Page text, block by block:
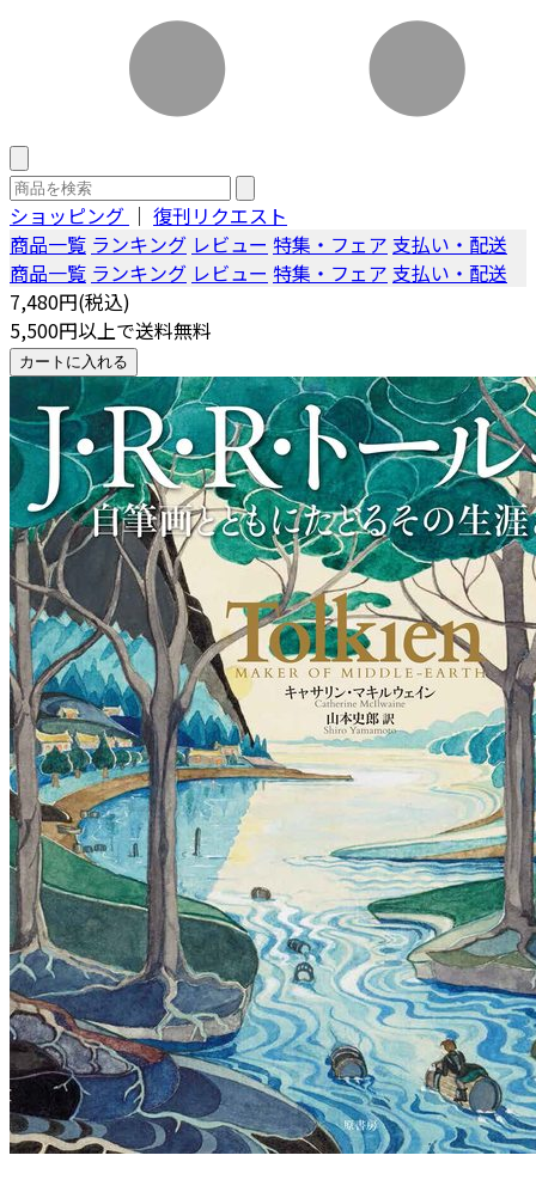
ショッピング ｜ 復刊リクエスト
商品一覧 ランキング レビュー 特集・フェア 支払い・配送
商品一覧 ランキング レビュー 特集・フェア 支払い・配送
7,480円(税込)
5,500円以上で送料無料
カートに入れる